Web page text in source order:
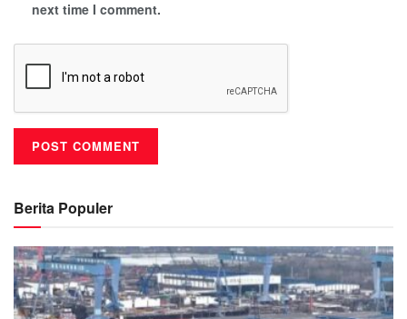
next time I comment.
Berita Populer